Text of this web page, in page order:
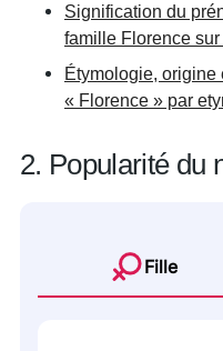
Signification du
famille Florence
Étymologie, origine
« Florence » par
2. Popularité du
Fille